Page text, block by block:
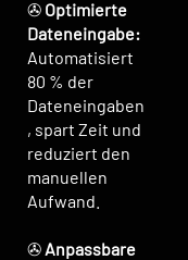
✇ Optimierte
Dateneingabe:
Automatisiert
80 % der
Dateneingaben
, spart Zeit und
reduziert den
manuellen
Aufwand.
✇ Anpassbare